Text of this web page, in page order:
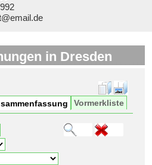
in Dresden
Vormerkliste